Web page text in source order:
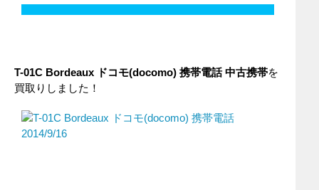
T-01C Bordeaux ドコモ(docomo) 携帯電話 中古携帯を
買取りしました！